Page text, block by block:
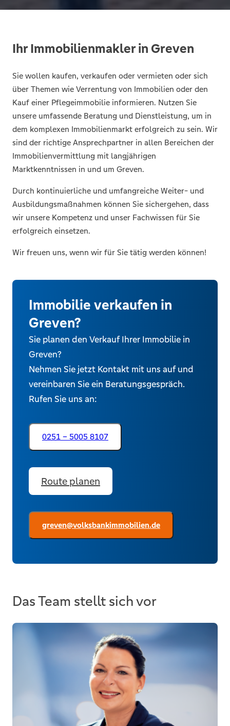
Ihr Immobilienmakler in Greven
Sie wollen kaufen, verkaufen oder vermieten oder sich
über Themen wie Verrentung von Immobilien oder den
Kauf einer Pflegeimmobilie informieren. Nutzen Sie
unsere umfassende Beratung und Dienstleistung, um in
dem komplexen Immobilienmarkt erfolgreich zu sein. Wir
sind der richtige Ansprechpartner in allen Bereichen der
Immobilienvermittlung mit langjährigen
Marktkenntnissen in und um Greven.
Durch kontinuierliche und umfangreiche Weiter- und
Ausbildungsmaßnahmen können Sie sichergehen, dass
wir unsere Kompetenz und unser Fachwissen für Sie
erfolgreich einsetzen.
Wir freuen uns, wenn wir für Sie tätig werden können!
Immobilie verkaufen in
Greven?
Sie planen den Verkauf Ihrer Immobilie in
Greven?
Nehmen Sie jetzt Kontakt mit uns auf und
vereinbaren Sie ein Beratungsgespräch.
Rufen Sie uns an:
0251 – 5005 8107
Route planen
greven@volksbankimmobilien.de
Das Team stellt sich vor